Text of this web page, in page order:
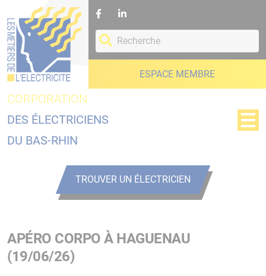
ESPACE MEMBRE
CORPORATION
DES ÉLECTRICIENS
DU BAS-RHIN
TROUVER UN ÉLECTRICIEN
APÉRO CORPO À HAGUENAU
(19/06/26)
Panneau de gestion des cookies